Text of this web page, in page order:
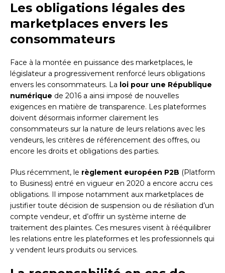
Les obligations légales des
marketplaces envers les
consommateurs
Face à la montée en puissance des marketplaces, le
législateur a progressivement renforcé leurs obligations
envers les consommateurs. La loi pour une République
numérique de 2016 a ainsi imposé de nouvelles
exigences en matière de transparence. Les plateformes
doivent désormais informer clairement les
consommateurs sur la nature de leurs relations avec les
vendeurs, les critères de référencement des offres, ou
encore les droits et obligations des parties.
Plus récemment, le règlement européen P2B (Platform
to Business) entré en vigueur en 2020 a encore accru ces
obligations. Il impose notamment aux marketplaces de
justifier toute décision de suspension ou de résiliation d’un
compte vendeur, et d’offrir un système interne de
traitement des plaintes. Ces mesures visent à rééquilibrer
les relations entre les plateformes et les professionnels qui
y vendent leurs produits ou services.